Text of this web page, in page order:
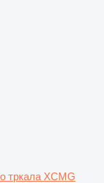
тркала XCMG